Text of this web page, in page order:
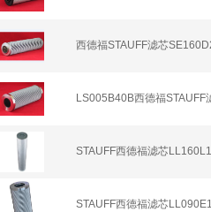
西德福STAUFF滤芯
LS005B40B西德福STAUFF
STAUFF西德福滤芯
STAUFF西德福滤芯